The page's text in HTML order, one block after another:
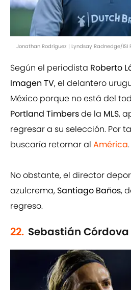
Jonathan Rodríguez | Lyndsay Radnedge/
Según el periodista Roberto
Imagen TV, el delantero
México porque no está del
Portland Timbersde la MLS,
regresar a su selección. Por
buscaría retornar al América.
No obstante, el director
azulcrema, Santiago Baños,
regreso.
22. Sebastián Córdova